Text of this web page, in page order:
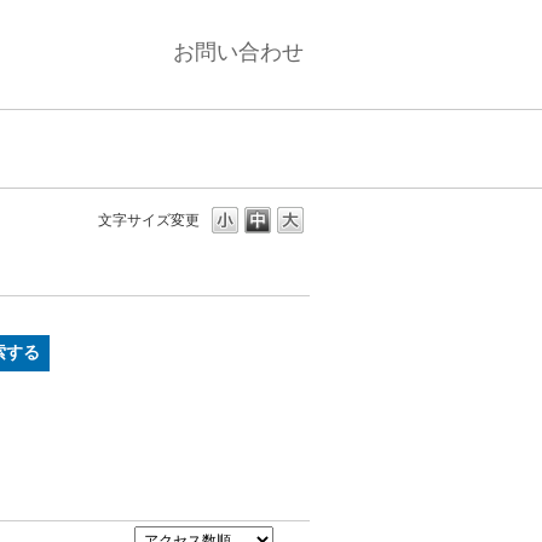
お問い合わせ
文字サイズ変更